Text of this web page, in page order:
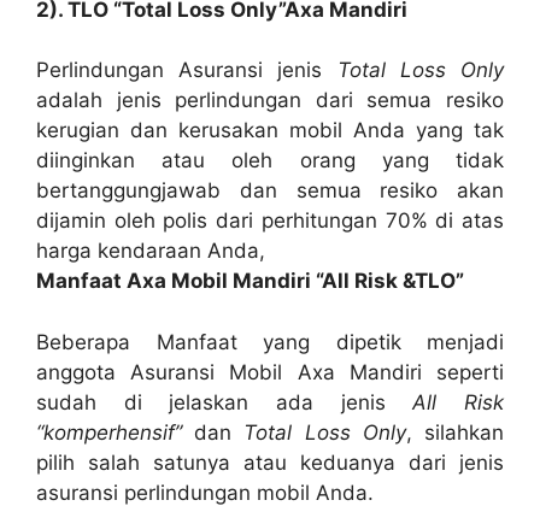
2). TLO “Total Loss Only”Axa Mandiri
Perlindungan Asuransi jenis
Total Loss Only
adalah jenis perlindungan dari semua resiko
kerugian dan kerusakan mobil Anda yang tak
diinginkan atau oleh orang yang tidak
bertanggungjawab dan semua resiko akan
dijamin oleh polis dari perhitungan 70% di atas
harga kendaraan Anda,
Manfaat Axa Mobil Mandiri “All Risk &TLO”
Beberapa Manfaat yang dipetik menjadi
anggota Asuransi Mobil Axa Mandiri seperti
sudah di jelaskan ada jenis All Risk
“komperhensif” dan Total Loss Only, silahkan
pilih salah satunya atau keduanya dari jenis
asuransi perlindungan mobil Anda.